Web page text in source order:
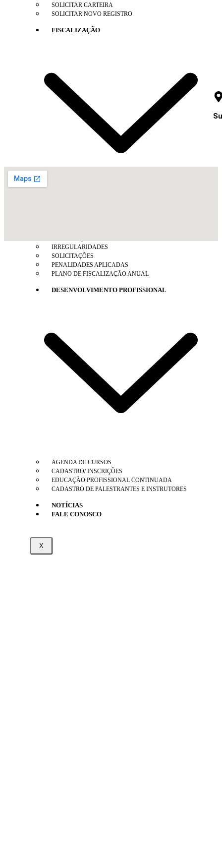
SOLICITAR CARTEIRA
SOLICITAR NOVO REGISTRO
FISCALIZAÇÃO
IRREGULARIDADES
SOLICITAÇÕES
PENALIDADES APLICADAS
PLANO DE FISCALIZAÇÃO ANUAL
DESENVOLVIMENTO PROFISSIONAL
AGENDA DE CURSOS
CADASTRO/ INSCRIÇÕES
EDUCAÇÃO PROFISSIONAL CONTINUADA
CADASTRO DE PALESTRANTES E INSTRUTORES
NOTÍCIAS
FALE CONOSCO
X